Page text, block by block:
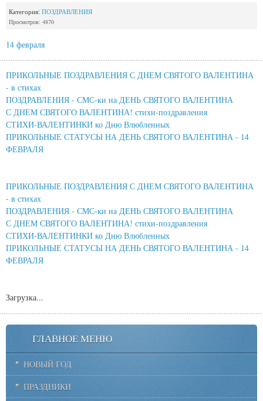
Категория: ПОЗДРАВЛЕНИЯ
Просмотров: 4870
14 февраля
ПРИКОЛЬНЫЕ ПОЗДРАВЛЕНИЯ С ДНЕМ СВЯТОГО ВАЛЕНТИНА
- в стихах
ПОЗДРАВЛЕНИЯ - СМС-ки на ДЕНЬ СВЯТОГО ВАЛЕНТИНА
С ДНЕМ СВЯТОГО ВАЛЕНТИНА! стихи-поздравления
СТИХИ-ВАЛЕНТИНКИ ко Дню Влюбленных
ПРИКОЛЬНЫЕ СТАТУСЫ НА ДЕНЬ СВЯТОГО ВАЛЕНТИНА - 14
ФЕВРАЛЯ
ПРИКОЛЬНЫЕ ПОЗДРАВЛЕНИЯ С ДНЕМ СВЯТОГО ВАЛЕНТИНА
- в стихах
ПОЗДРАВЛЕНИЯ - СМС-ки на ДЕНЬ СВЯТОГО ВАЛЕНТИНА
С ДНЕМ СВЯТОГО ВАЛЕНТИНА! стихи-поздравления
СТИХИ-ВАЛЕНТИНКИ ко Дню Влюбленных
ПРИКОЛЬНЫЕ СТАТУСЫ НА ДЕНЬ СВЯТОГО ВАЛЕНТИНА - 14
ФЕВРАЛЯ
Загрузка...
ГЛАВНОЕ МЕНЮ
НОВЫЙ ГОД
ПРАЗДНИКИ